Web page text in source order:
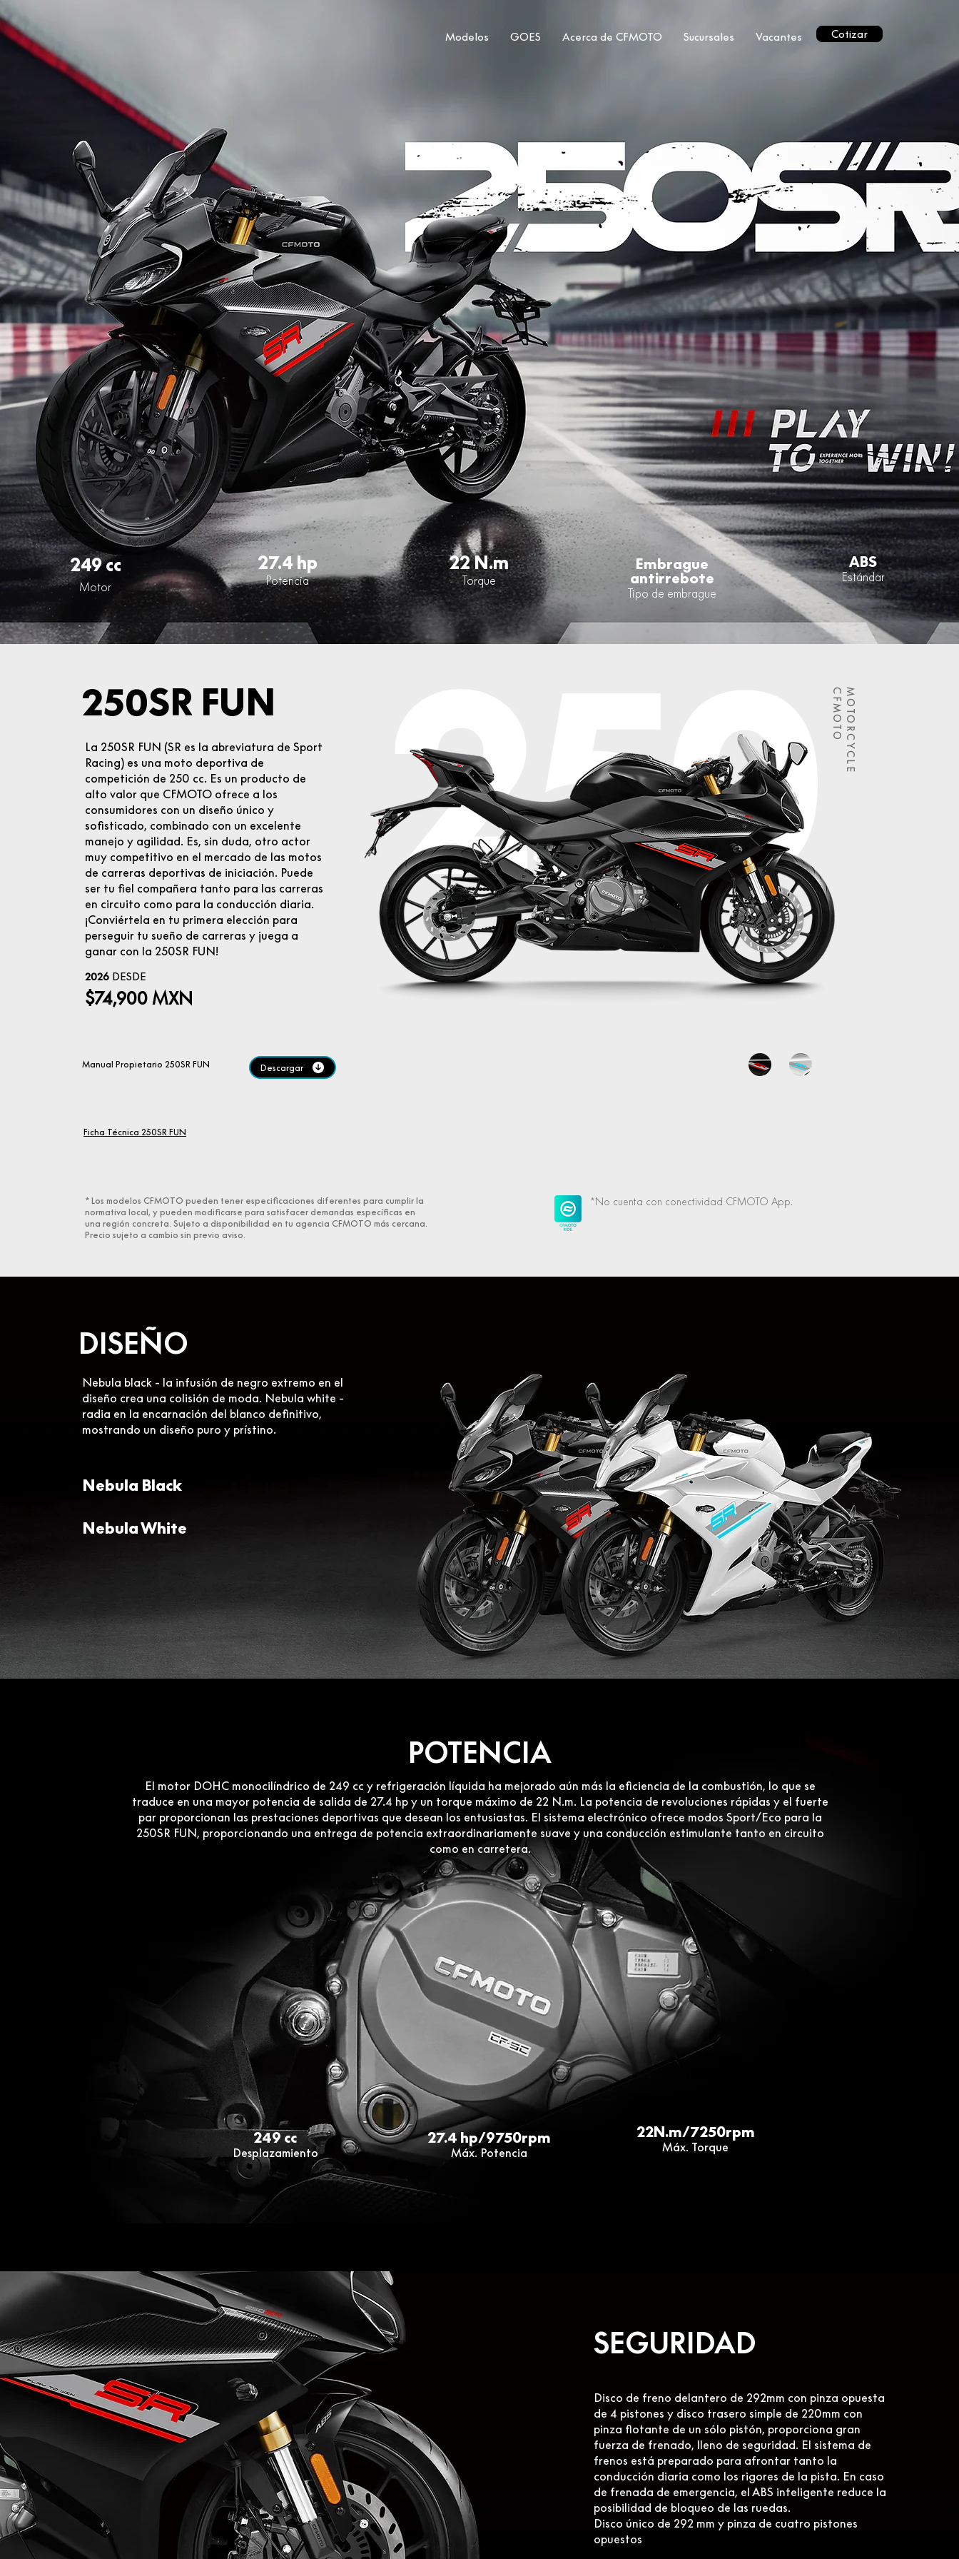
Modelos GOES Acerca de CFMOTO Sucursales Vacantes Cotizar
249 cc
Motor
27.4 hp
Potencia
22 N.m
Torque
Embrague
antirrebote
Tipo de embrague
ABS
Estándar
250SR FUN
La 250SR FUN (SR es la abreviatura de Sport
Racing) es una moto deportiva de
competición de 250 cc. Es un producto de
alto valor que CFMOTO ofrece a los
consumidores con un diseño único y
sofisticado, combinado con un excelente
manejo y agilidad. Es, sin duda, otro actor
muy competitivo en el mercado de las motos
de carreras deportivas de iniciación. Puede
ser tu fiel compañera tanto para las carreras
en circuito como para la conducción diaria.
¡Conviértela en tu primera elección para
perseguir tu sueño de carreras y juega a
ganar con la 250SR FUN!
2026 DESDE
$74,900 MXN
250 MOTORCYCLE
CFMOTO
Manual Propietario 250SR FUN Descargar
Ficha Técnica 250SR FUN
* Los modelos CFMOTO pueden tener especificaciones diferentes para cumplir la
normativa local, y pueden modificarse para satisfacer demandas específicas en
una región concreta. Sujeto a disponibilidad en tu agencia CFMOTO más cercana.
Precio sujeto a cambio sin previo aviso.
*No cuenta con conectividad CFMOTO App.
DISEÑO
Nebula black - la infusión de negro extremo en el
diseño crea una colisión de moda. Nebula white -
radia en la encarnación del blanco definitivo,
mostrando un diseño puro y prístino.
Nebula Black
Nebula White
POTENCIA
El motor DOHC monocilíndrico de 249 cc y refrigeración líquida ha mejorado aún más la eficiencia de la combustión, lo que se
traduce en una mayor potencia de salida de 27.4 hp y un torque máximo de 22 N.m. La potencia de revoluciones rápidas y el fuerte
par proporcionan las prestaciones deportivas que desean los entusiastas. El sistema electrónico ofrece modos Sport/Eco para la
250SR FUN, proporcionando una entrega de potencia extraordinariamente suave y una conducción estimulante tanto en circuito
como en carretera.
249 cc
Desplazamiento
27.4 hp/9750rpm
Máx. Potencia
22N.m/7250rpm
Máx. Torque
SEGURIDAD
Disco de freno delantero de 292mm con pinza opuesta
de 4 pistones y disco trasero simple de 220mm con
pinza flotante de un sólo pistón, proporciona gran
fuerza de frenado, lleno de seguridad. El sistema de
frenos está preparado para afrontar tanto la
conducción diaria como los rigores de la pista. En caso
de frenada de emergencia, el ABS inteligente reduce la
posibilidad de bloqueo de las ruedas.
Disco único de 292 mm y pinza de cuatro pistones
opuestos